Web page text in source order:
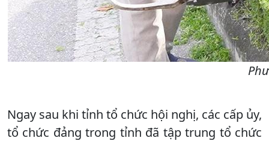
Ngay sau khi tỉnh tổ chức hội nghị, các cấp ủy,
tổ chức đảng trong tỉnh đã tập trung tổ chức